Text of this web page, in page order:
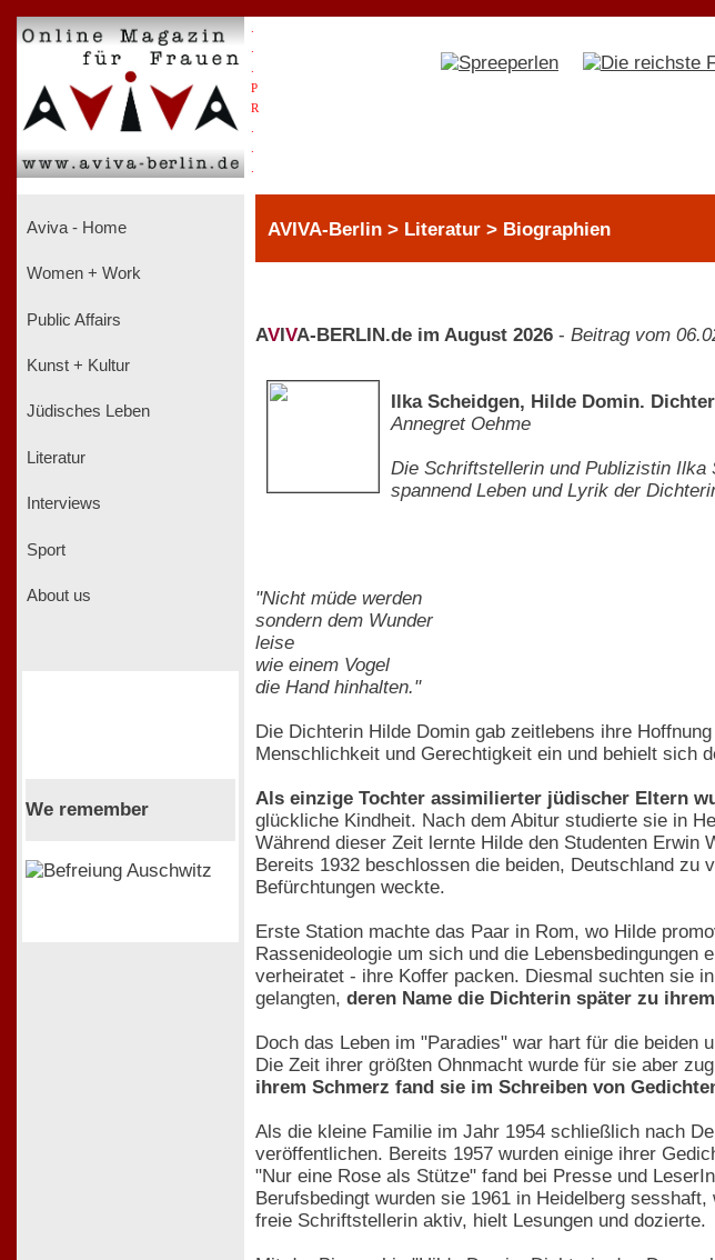
P
R
Aviva - Home
Women + Work
Public Affairs
Kunst + Kultur
Jüdisches Leben
Literatur
Interviews
Sport
About us
We remember
AVIVA-Berlin > Literatur > Biographien
AV VA-BERLIN.de im August 2026 - Beitrag vom
Ilka Scheidgen, Hilde Domin.
Annegret Oehme
Die Schriftstellerin und Publizistin Ilka
spannend Leben und Lyrik der
"Nicht müde werden
sondern dem Wunder
leise
wie einem Vogel
die Hand hinhalten."
Die Dichterin Hilde Domin gab zeitlebens ihre
Menschlichkeit und Gerechtigkeit ein und behielt sich
Als einzige Tochter assimilierter jüdischer Eltern
glückliche Kindheit. Nach dem Abitur studierte sie in
Während dieser Zeit lernte Hilde den Studenten Erwin
Bereits 1932 beschlossen die beiden, Deutschland
Befürchtungen weckte.
Erste Station machte das Paar in Rom, wo Hilde
Rassenideologie um sich und die
verheiratet - ihre Koffer packen. Diesmal suchten sie
gelangten, deren Name die Dichterin später zu
Doch das Leben im "Paradies" war hart für die beiden
Die Zeit ihrer größten Ohnmacht wurde für sie aber
ihrem Schmerz fand sie im Schreiben von
Als die kleine Familie im Jahr 1954 schließlich nach
veröffentlichen. Bereits 1957 wurden einige ihrer
"Nur eine Rose als Stütze" fand bei Presse und
Berufsbedingt wurden sie 1961 in Heidelberg
freie Schriftstellerin aktiv, hielt Lesungen und dozierte.